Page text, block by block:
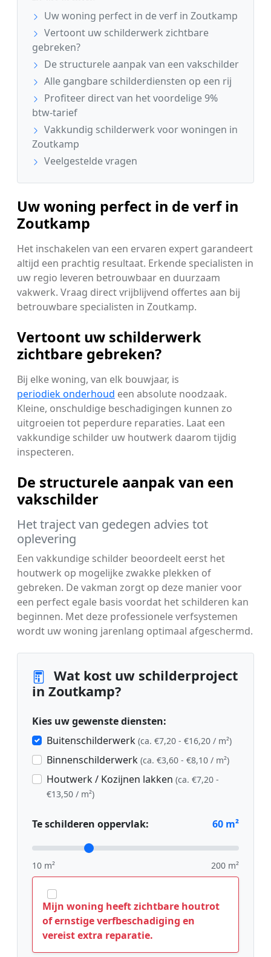
Uw woning perfect in de verf in Zoutkamp
Vertoont uw schilderwerk zichtbare
gebreken?
De structurele aanpak van een vakschilder
Alle gangbare schilderdiensten op een rij
Profiteer direct van het voordelige 9%
btw-tarief
Vakkundig schilderwerk voor woningen in
Zoutkamp
Veelgestelde vragen
Uw woning perfect in de verf in
Zoutkamp
Het inschakelen van een ervaren expert garandeert
altijd een prachtig resultaat. Erkende specialisten in
uw regio leveren betrouwbaar en duurzaam
vakwerk. Vraag direct vrijblijvend offertes aan bij
betrouwbare specialisten in Zoutkamp.
Vertoont uw schilderwerk
zichtbare gebreken?
Bij elke woning, van elk bouwjaar, is
periodiek onderhoud een absolute noodzaak.
Kleine, onschuldige beschadigingen kunnen zo
uitgroeien tot peperdure reparaties. Laat een
vakkundige schilder uw houtwerk daarom tijdig
inspecteren.
De structurele aanpak van een
vakschilder
Het traject van gedegen advies tot
oplevering
Een vakkundige schilder beoordeelt eerst het
houtwerk op mogelijke zwakke plekken of
gebreken. De vakman zorgt op deze manier voor
een perfect egale basis voordat het schilderen kan
beginnen. Met deze professionele verfsystemen
wordt uw woning jarenlang optimaal afgeschermd.
Wat kost uw schilderproject
in Zoutkamp?
Kies uw gewenste diensten:
Buitenschilderwerk (ca. €7,20 - €16,20 / m²)
Binnenschilderwerk (ca. €3,60 - €8,10 / m²)
Houtwerk / Kozijnen lakken (ca. €7,20 -
€13,50 / m²)
Te schilderen oppervlak: 60 m²
10 m² 200 m²
Mijn woning heeft zichtbare houtrot
of ernstige verfbeschadiging en
vereist extra reparatie.